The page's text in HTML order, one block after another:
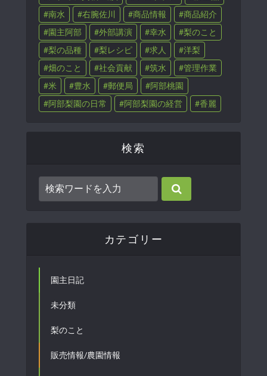
南水
右腕佐川 商品情報
商品紹介
園主阿部
外部講演 幸水
梨のこと
梨の品種
梨レシピ 求人
洋梨
畑のこと
社会貢献 筑水
管理作業
米
豊水 郵便局
阿部桃園
阿部梨園の日常
阿部梨園の経営 香麗
検索
カテゴリー
園主日記
未分類
梨のこと
販売情報/農園情報